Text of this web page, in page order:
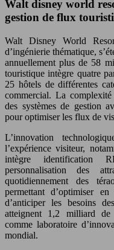
Walt disney world
gestion de flux
Walt Disney World
d’ingénierie thématique,
annuellement plus de 58
touristique intègre quatre
25 hôtels de différentes
commercial. La
des systèmes de gestion
pour optimiser les flux de
L’innovation
l’expérience visiteur,
intègre identification
personnalisation des
quotidiennement des
permettant d’optimiser
d’anticiper les besoins
atteignent 1,2 milliard de
comme laboratoire
mondial.